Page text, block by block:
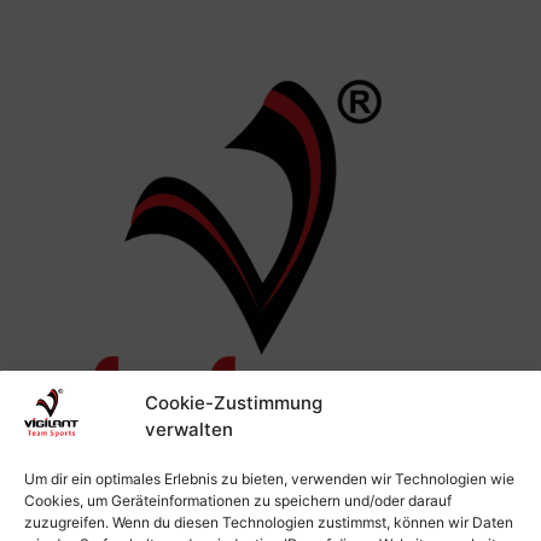
Cookie-Zustimmung
verwalten
Um dir ein optimales Erlebnis zu bieten, verwenden wir Technologien wie
Cookies, um Geräteinformationen zu speichern und/oder darauf
zuzugreifen. Wenn du diesen Technologien zustimmst, können wir Daten